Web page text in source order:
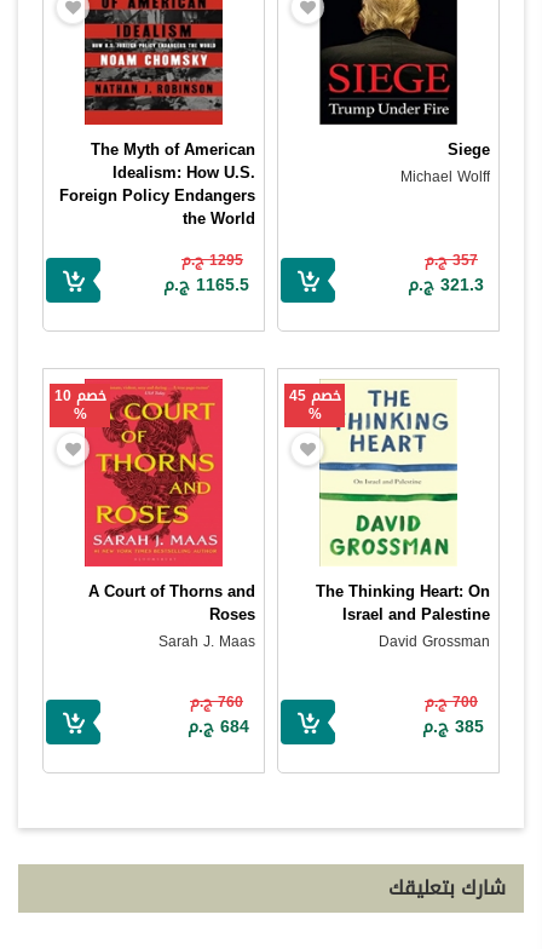
Siege
Michael Wolff
357 ج.م
321.3 ج.م
The Myth of American
Idealism: How U.S.
Foreign Policy Endangers
the World
1295 ج.م
1165.5 ج.م
خصم 45
%
The Thinking Heart: On
Israel and Palestine
David Grossman
700 ج.م
385 ج.م
خصم 10
%
A Court of Thorns and
Roses
Sarah J. Maas
760 ج.م
684 ج.م
شارك بتعليقك